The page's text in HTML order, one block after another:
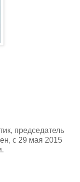
председатель
с 29 мая 2015